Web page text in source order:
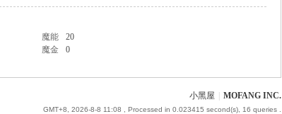
魔能
20
魔金 0
小黑屋 MOFANG INC.
GMT+8, 2026-8-8 11:08 , Processed in 0.023415 second(s), 16 queries .